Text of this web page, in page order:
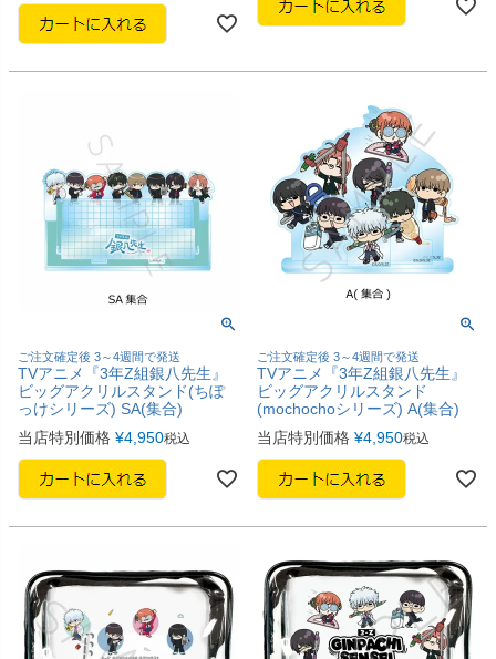
ご注文確定後 3～4週間で発送
TVアニメ『3年Z組銀八先生』
ビッグアクリルスタンド(ちぽ
っけシリーズ) SA(集合)
当店特別価格 ¥4,950税込
ご注文確定後 3～4週間で発送
TVアニメ『3年Z組銀八先生』
ビッグアクリルスタンド
(mochochoシリーズ) A(集合)
当店特別価格 ¥4,950税込